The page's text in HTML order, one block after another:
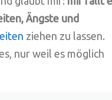
Ängste und
ziehen zu lassen.
nur weil es möglich